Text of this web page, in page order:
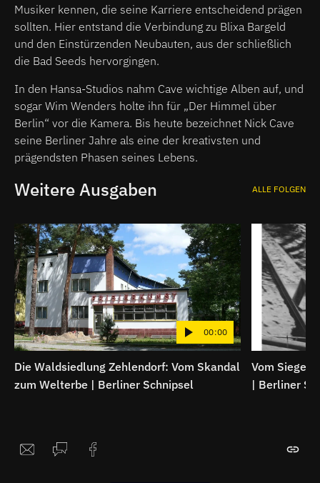
Musiker kennen, die seine Karriere entscheidend prägen
sollten. Hier entstand die Verbindung zu Blixa Bargeld
und den Einstürzenden Neubauten, aus der schließlich
die Bad Seeds hervorgingen.
In den Hansa-Studios nahm Cave wichtige Alben auf, und
sogar Wim Wenders holte ihn für „Der Himmel über
Berlin“ vor die Kamera. Bis heute bezeichnet Nick Cave
seine Berliner Jahre als eine der kreativsten und
prägendsten Phasen seines Lebens.
Weitere Ausgaben ALLE FOLGEN
00:00
Die Waldsiedlung Zehlendorf: Vom Skandal
zum Welterbe | Berliner Schnipsel
Vom
| Berliner